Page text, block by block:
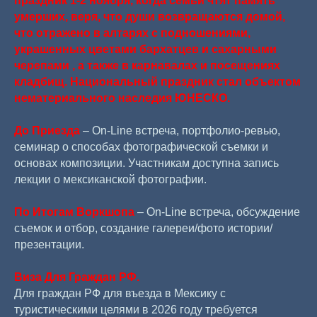
умерших, веря, что души возвращаются домой,
что отражено в алтарях с подношениями,
украшенных цветами бархатцев и сахарными
черепами , а также в карнавалах и посещениях
кладбищ. Национальный праздник стал объектом
нематериального наследия ЮНЕСКО.
До Приезда – On-Line встреча, портфолио-ревью,
семинар о способах фотографической съемки и
основах композиции. Участникам доступна запись
лекции о мексиканской фотографии.
По Итогам Воркшопа – On-Line встреча, обсуждение
съемок и отбор, создание галереи/фото истории/
презентации.
Виза Для Граждан РФ.
Для граждан РФ для въезда в Мексику с
туристическими целями в 2026 году требуется